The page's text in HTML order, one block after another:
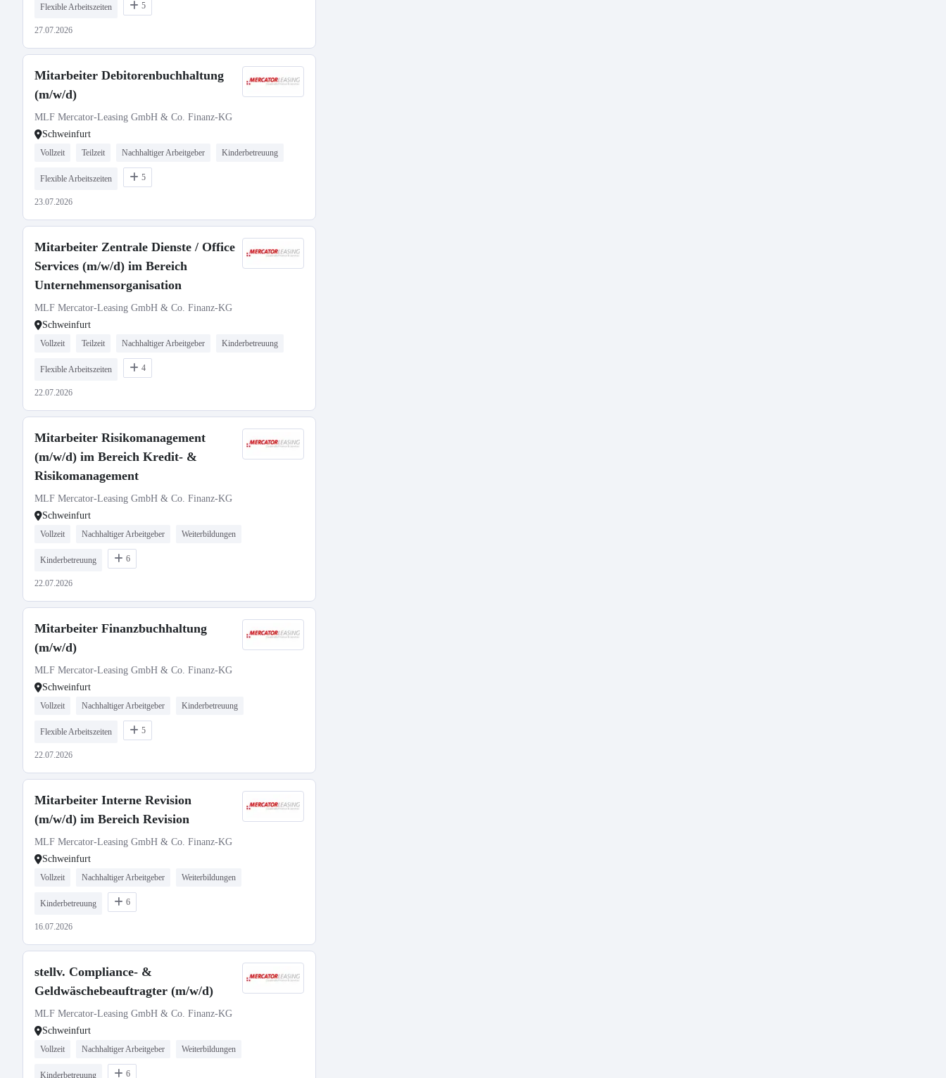
Flexible Arbeitszeiten 5
27.07.2026
Mitarbeiter Debitorenbuchhaltung
(m/w/d)
MLF Mercator-Leasing GmbH & Co. Finanz-KG
Schweinfurt
Vollzeit Teilzeit Nachhaltiger Arbeitgeber Kinderbetreuung
Flexible Arbeitszeiten 5
23.07.2026
Mitarbeiter Zentrale Dienste / Office
Services (m/w/d) im Bereich
Unternehmensorganisation
MLF Mercator-Leasing GmbH & Co. Finanz-KG
Schweinfurt
Vollzeit Teilzeit Nachhaltiger Arbeitgeber Kinderbetreuung
Flexible Arbeitszeiten 4
22.07.2026
Mitarbeiter Risikomanagement
(m/w/d) im Bereich Kredit- &
Risikomanagement
MLF Mercator-Leasing GmbH & Co. Finanz-KG
Schweinfurt
Vollzeit Nachhaltiger Arbeitgeber Weiterbildungen
Kinderbetreuung 6
22.07.2026
Mitarbeiter Finanzbuchhaltung
(m/w/d)
MLF Mercator-Leasing GmbH & Co. Finanz-KG
Schweinfurt
Vollzeit Nachhaltiger Arbeitgeber Kinderbetreuung
Flexible Arbeitszeiten 5
22.07.2026
Mitarbeiter Interne Revision
(m/w/d) im Bereich Revision
MLF Mercator-Leasing GmbH & Co. Finanz-KG
Schweinfurt
Vollzeit Nachhaltiger Arbeitgeber Weiterbildungen
Kinderbetreuung 6
16.07.2026
stellv. Compliance- &
Geldwäschebeauftragter (m/w/d)
MLF Mercator-Leasing GmbH & Co. Finanz-KG
Schweinfurt
Vollzeit Nachhaltiger Arbeitgeber Weiterbildungen
Kinderbetreuung 6